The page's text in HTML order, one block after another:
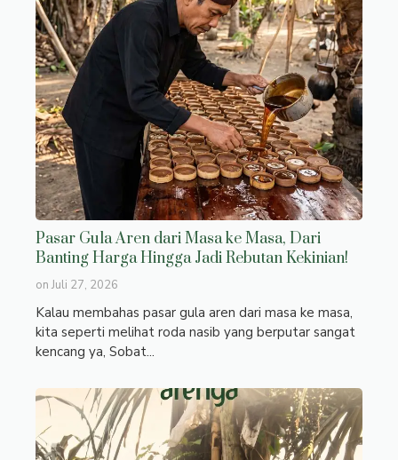
Pasar Gula Aren dari Masa ke Masa, Dari
Banting Harga Hingga Jadi Rebutan Kekinian!
on Juli 27, 2026
Kalau membahas pasar gula aren dari masa ke masa,
kita seperti melihat roda nasib yang berputar sangat
kencang ya, Sobat...